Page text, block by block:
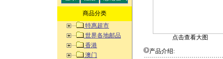
商品分类
特惠超市
世界各地邮品
香港
澳门
点击查看大图
产品介绍: